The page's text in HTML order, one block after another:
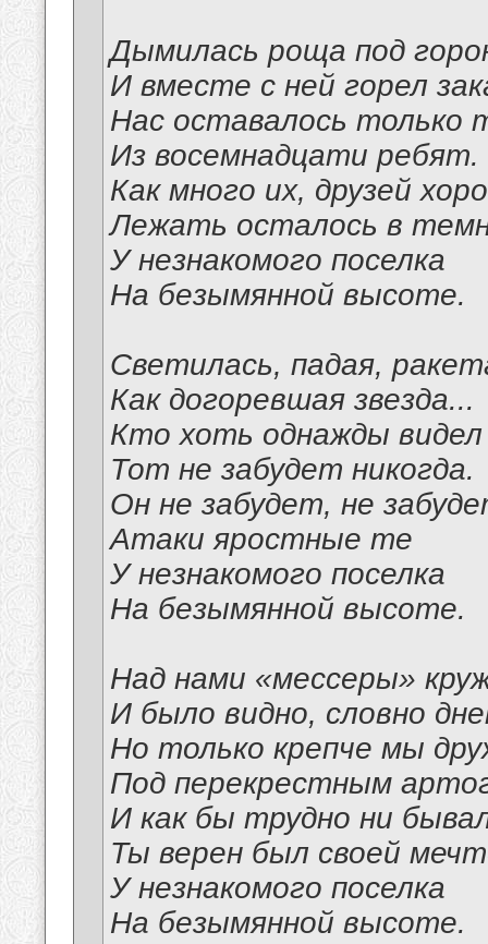
Дымилась роща под
И вместе с ней горел
Нас оставалось только
Из восемнадцати ребят.
Как много их, друзей
Лежать осталось в
У незнакомого поселка
На безымянной высоте.
Светилась, падая,
Как догоревшая звезда...
Кто хоть однажды
Тот не забудет никогда.
Он не забудет, не
Атаки яростные те
У незнакомого поселка
На безымянной высоте.
Над нами «мессеры»
И было видно, словно
Но только крепче мы
Под перекрестным
И как бы трудно ни
Ты верен был своей
У незнакомого поселка
На безымянной высоте.